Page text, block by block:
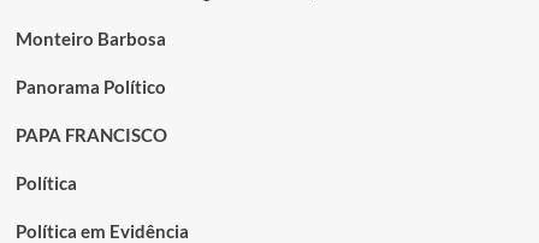
Monteiro Barbosa
Panorama Político
PAPA FRANCISCO
Política
Política em Evidência